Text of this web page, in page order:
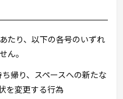
たり、以下の各号のいずれ
ん。
帰り、スペースへの新たな
を変更する行為